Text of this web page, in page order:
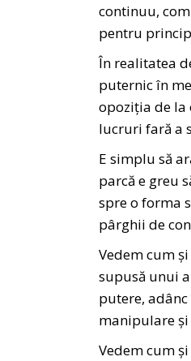
continuu,
pentru
În realitatea
puternic în
opoziția de la
lucruri fară a
E simplu să
parcă e greu
spre o forma
pârghii de
Vedem cum
supusă unui
putere,
manipulare
Vedem cum